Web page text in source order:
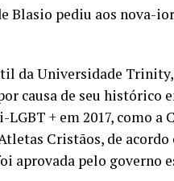
Blasio pediu aos nova-
da Universidade
causa de seu histórico
+ em 2017, como a
Cristãos, de
aprovada pelo governo